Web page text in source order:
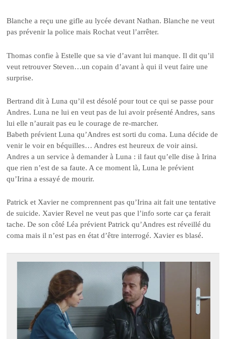
Blanche a reçu une gifle au lycée devant Nathan. Blanche ne veut
pas prévenir la police mais Rochat veut l’arrêter.
Thomas confie à Estelle que sa vie d’avant lui manque. Il dit qu’il
veut retrouver Steven…un copain d’avant à qui il veut faire une
surprise.
Bertrand dit à Luna qu’il est désolé pour tout ce qui se passe pour
Andres. Luna ne lui en veut pas de lui avoir présenté Andres, sans
lui elle n’aurait pas eu le courage de re-marcher.
Babeth prévient Luna qu’Andres est sorti du coma. Luna décide de
venir le voir en béquilles… Andres est heureux de voir ainsi.
Andres a un service à demander à Luna : il faut qu’elle dise à Irina
que rien n’est de sa faute. A ce moment là, Luna le prévient
qu’Irina a essayé de mourir.
Patrick et Xavier ne comprennent pas qu’Irina ait fait une tentative
de suicide. Xavier Revel ne veut pas que l’info sorte car ça ferait
tache. De son côté Léa prévient Patrick qu’Andres est réveillé du
coma mais il n’est pas en état d’être interrogé. Xavier es blasé.